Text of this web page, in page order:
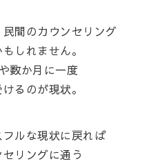
間のカウンセリング
しれません。
数か月に一度
るのが現状。
ルな現状に戻れば
リングに通う